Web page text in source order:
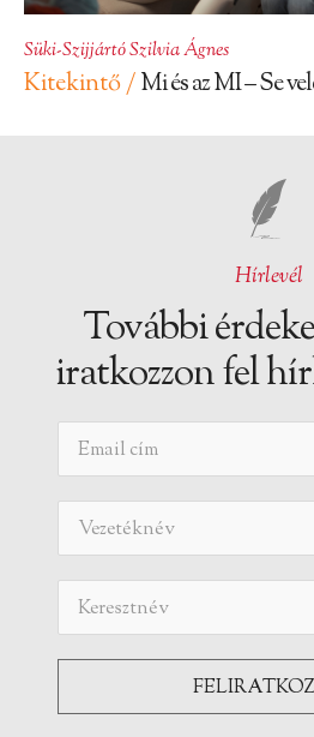
Süki-Szijjártó Szilvia Ágnes
Kitekintő /Mi és az MI – Se
Hírlevél
További
iratkozzon fel